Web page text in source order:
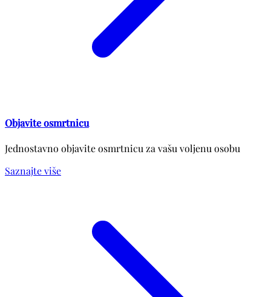
Objavite osmrtnicu
Jednostavno objavite osmrtnicu za vašu voljenu osobu
Saznajte više